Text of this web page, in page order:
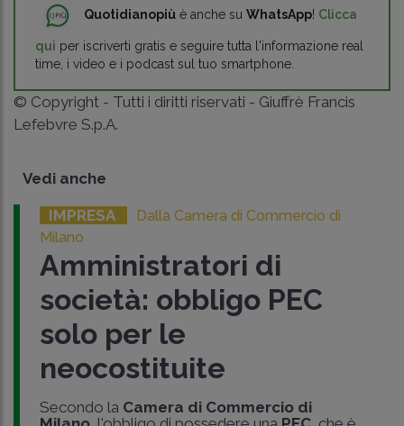
Quotidianopiù è anche su WhatsApp! Clicca
qui per iscriverti gratis e seguire tutta l'informazione real
time, i video e i podcast sul tuo smartphone.
© Copyright - Tutti i diritti riservati - Giuffrè Francis
Lefebvre S.p.A.
Vedi anche
IMPRESA
Dalla Camera di Commercio di
Milano
Amministratori di
società: obbligo PEC
solo per le
neocostituite
Secondo la Camera di Commercio di